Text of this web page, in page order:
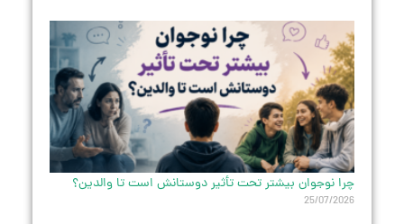
چرا نوجوان بیشتر تحت تأثیر دوستانش است تا والدین؟
25/07/2026